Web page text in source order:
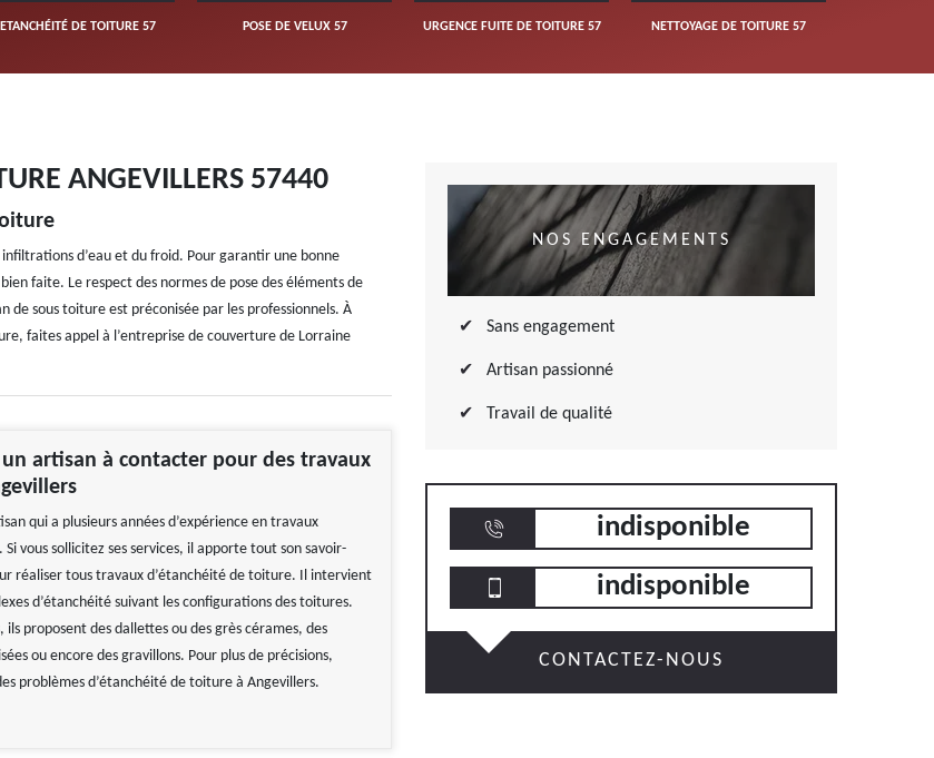
ETANCHÉITÉ DE TOITURE 57 POSE DE VELUX 57 URGENCE FUITE DE TOITURE 57 NETTOYAGE DE TOITURE 57
ANGEVILLERS 57440
d’eau et du froid. Pour garantir une bonne
faite. Le respect des normes de pose des éléments de
de sous toiture est préconisée par les professionnels. À
faites appel à l’entreprise de couverture de Lorraine
artisan à contacter pour des travaux
qui a plusieurs années d’expérience en travaux
vous sollicitez ses services, il apporte tout son savoir-
réaliser tous travaux d’étanchéité de toiture. Il intervient
d’étanchéité suivant les configurations des toitures.
ils proposent des dallettes ou des grès cérames, des
ou encore des gravillons. Pour plus de précisions,
problèmes d’étanchéité de toiture à Angevillers.
NOS ENGAGEMENTS
Sans engagement
Artisan passionné
Travail de qualité
indisponible
indisponible
CONTACTEZ-NOUS